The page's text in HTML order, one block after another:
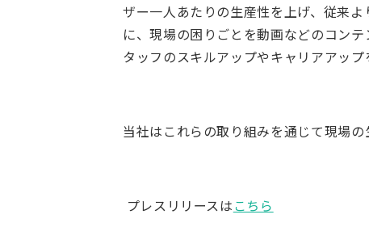
ザー一人あたりの生産性を上げ、従来
に、現場の困りごとを動画などのコン
タッフのスキルアップやキャリアアッ
当社はこれらの取り組みを通じて現場
プレスリリースはこちら